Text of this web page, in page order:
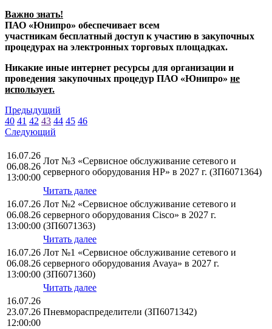
Важно знать!
ПАО «Юнипро» обеспечивает всем
участникам бесплатный доступ к участию в закупочных
процедурах на электронных торговых площадках.
Никакие иные интернет ресурсы для организации и
проведения закупочных процедур ПАО «Юнипро» не
использует.
Предыдущий
40 41 42 43 44 45 46
Следующий
16.07.26
06.08.26
13:00:00
Лот №3 «Сервисное обслуживание сетевого и
серверного оборудования НР» в 2027 г. (ЗП6071364)
Читать далее
16.07.26
06.08.26
13:00:00
Лот №2 «Сервисное обслуживание сетевого и
серверного оборудования Cisco» в 2027 г.
(ЗП6071363)
Читать далее
16.07.26
06.08.26
13:00:00
Лот №1 «Сервисное обслуживание сетевого и
серверного оборудования Avaya» в 2027 г.
(ЗП6071360)
Читать далее
16.07.26
23.07.26
12:00:00
Пневмораспределители (ЗП6071342)